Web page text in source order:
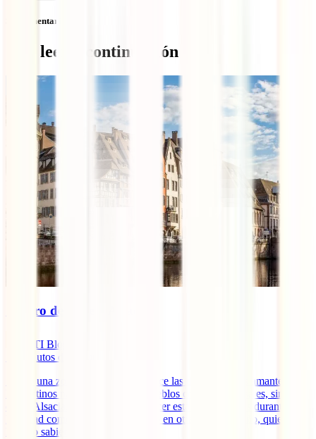
Sin comentarios
Qué leer a continuación
Seguro de viaje a Alsacia
IATI Blog
minutos de lectura
Si hay una zona de Francia que hace las delicias de los amantes de
los destinos navideños y de los pueblos con encanto esa es, sin
duda, Alsacia. Tanto si vas a conocer esta parte del país durante la
Navidad como si optas por hacerlo en otra época del año, quieres
hacerlo sabiendo que si [...]